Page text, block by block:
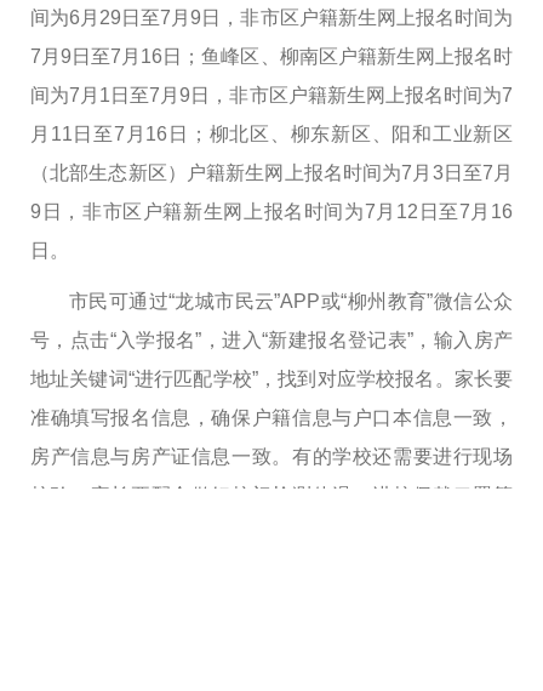
间为6月29日至7月9日，非市区户籍新生网上报名时间为
7月9日至7月16日；鱼峰区、柳南区户籍新生网上报名时
间为7月1日至7月9日，非市区户籍新生网上报名时间为7
月11日至7月16日；柳北区、柳东新区、阳和工业新区
（北部生态新区）户籍新生网上报名时间为7月3日至7月
9日，非市区户籍新生网上报名时间为7月12日至7月16
日。
市民可通过“龙城市民云”APP或“柳州教育”微信公众
号，点击“入学报名”，进入“新建报名登记表”，输入房产
地址关键词“进行匹配学校”，找到对应学校报名。家长要
准确填写报名信息，确保户籍信息与户口本信息一致，
房产信息与房产证信息一致。有的学校还需要进行现场
核验，家长要配合做好校门检测体温、进校佩戴口罩等